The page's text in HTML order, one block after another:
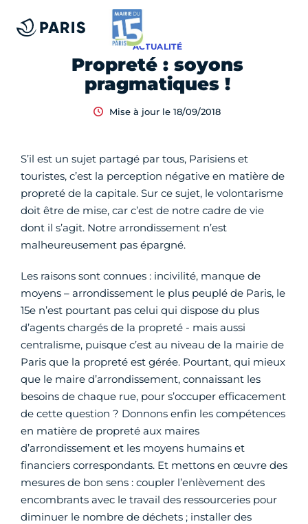
Propreté : soyons
pragmatiques !
ACTUALITÉ
Mise à jour le 18/09/2018
S’il est un sujet partagé par tous, Parisiens et
touristes, c’est la perception négative en matière de
propreté de la capitale. Sur ce sujet, le volontarisme
doit être de mise, car c’est de notre cadre de vie
dont il s’agit. Notre arrondissement n’est
malheureusement pas épargné.
Les raisons sont connues : incivilité, manque de
moyens – arrondissement le plus peuplé de Paris, le
15e n’est pourtant pas celui qui dispose du plus
d’agents chargés de la propreté - mais aussi
centralisme, puisque c’est au niveau de la mairie de
Paris que la propreté est gérée. Pourtant, qui mieux
que le maire d’arrondissement, connaissant les
besoins de chaque rue, pour s’occuper efficacement
de cette question ? Donnons enfin les compétences
en matière de propreté aux maires
d’arrondissement et les moyens humains et
financiers correspondants. Et mettons en œuvre des
mesures de bon sens : coupler l’enlèvement des
encombrants avec le travail des ressourceries pour
diminuer le nombre de déchets ; installer des